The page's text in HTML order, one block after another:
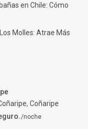
en Chile: Cómo
Molles: Atrae Más
, Coñaripe
/noche